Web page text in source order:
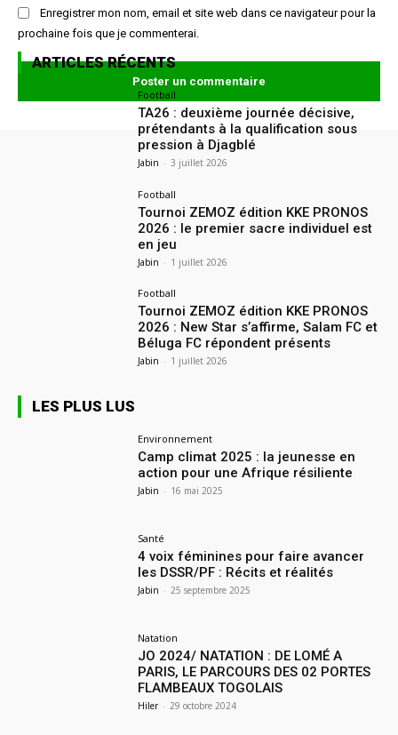
Enregistrer mon nom, email et site web dans ce navigateur pour la
prochaine fois que je commenterai.
ARTICLES RÉCENTS
Football
TA26 : deuxième journée décisive,
prétendants à la qualification sous
pression à Djagblé
Jabin - 3 juillet 2026
Football
Tournoi ZEMOZ édition KKE PRONOS
2026 : le premier sacre individuel est
en jeu
Jabin - 1 juillet 2026
Football
Tournoi ZEMOZ édition KKE PRONOS
2026 : New Star s’affirme, Salam FC et
Béluga FC répondent présents
Jabin - 1 juillet 2026
LES PLUS LUS
Environnement
Camp climat 2025 : la jeunesse en
action pour une Afrique résiliente
Jabin - 16 mai 2025
Santé
4 voix féminines pour faire avancer
les DSSR/PF : Récits et réalités
Jabin - 25 septembre 2025
Natation
JO 2024/ NATATION : DE LOMÉ A
PARIS, LE PARCOURS DES 02 PORTES
FLAMBEAUX TOGOLAIS
Hiler - 29 octobre 2024